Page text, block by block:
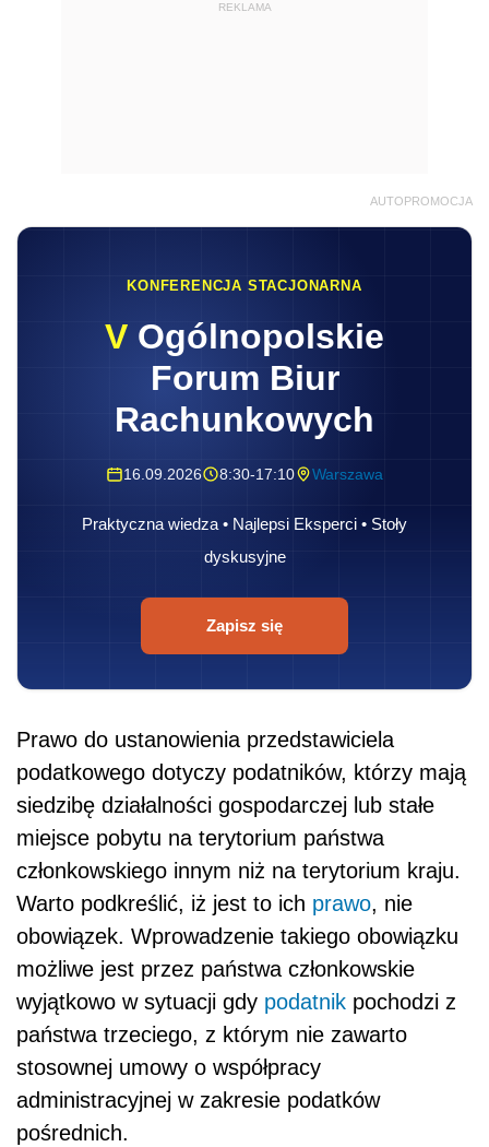
REKLAMA
AUTOPROMOCJA
KONFERENCJA STACJONARNA
V Ogólnopolskie
Forum Biur
Rachunkowych
16.09.2026 8:30-17:10 Warszawa
Praktyczna wiedza • Najlepsi Eksperci • Stoły
dyskusyjne
Zapisz się
Prawo do ustanowienia przedstawiciela
podatkowego dotyczy podatników, którzy mają
siedzibę działalności gospodarczej lub stałe
miejsce pobytu na terytorium państwa
członkowskiego innym niż na terytorium kraju.
Warto podkreślić, iż jest to ich prawo, nie
obowiązek. Wprowadzenie takiego obowiązku
możliwe jest przez państwa członkowskie
wyjątkowo w sytuacji gdy podatnik pochodzi z
państwa trzeciego, z którym nie zawarto
stosownej umowy o współpracy
administracyjnej w zakresie podatków
pośrednich.